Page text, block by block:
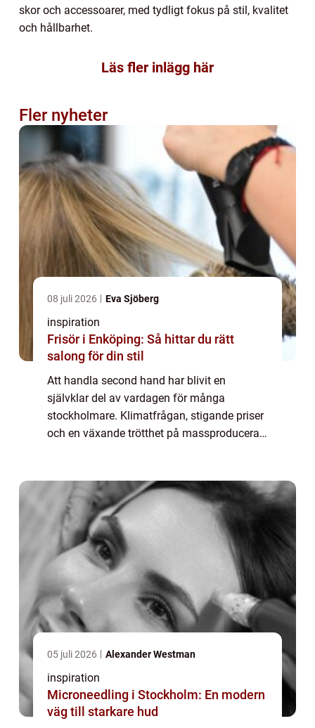
skor och accessoarer, med tydligt fokus på stil, kvalitet
och hållbarhet.
Läs fler inlägg här
Fler nyheter
08 juli 2026 Eva Sjöberg
inspiration
Frisör i Enköping: Så hittar du rätt
salong för din stil
Att handla second hand har blivit en
självklar del av vardagen för många
stockholmare. Klimatfrågan, stigande priser
och en växande trötthet på massproducerat
05 juli 2026 Alexander Westman
inspiration
Microneedling i Stockholm: En modern
väg till starkare hud